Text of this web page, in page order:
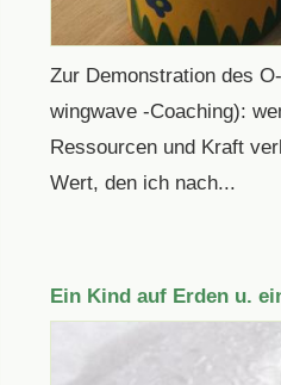
Zur Demonstration des
wingwave -Coaching):
Ressourcen und Kraft
Wert, den ich nach...
Ein Kind auf Erden u.